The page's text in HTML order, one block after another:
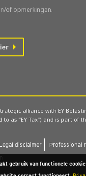
of opmerkingen.
alliance with EY
as “EY Tax”) and is part of
Legal dis­clai­mer
Pro­fes­si­o­nal
gebruik van functionele